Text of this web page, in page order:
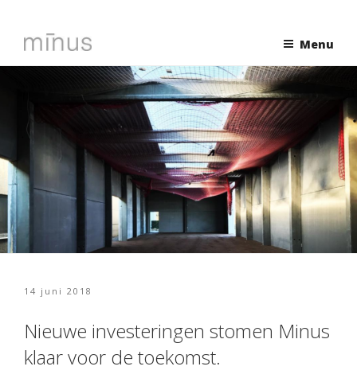
inhoud
springen
Menu
Geplaatst
14 juni 2018
Nieuwe investeringen stomen Minus
klaar voor de toekomst.